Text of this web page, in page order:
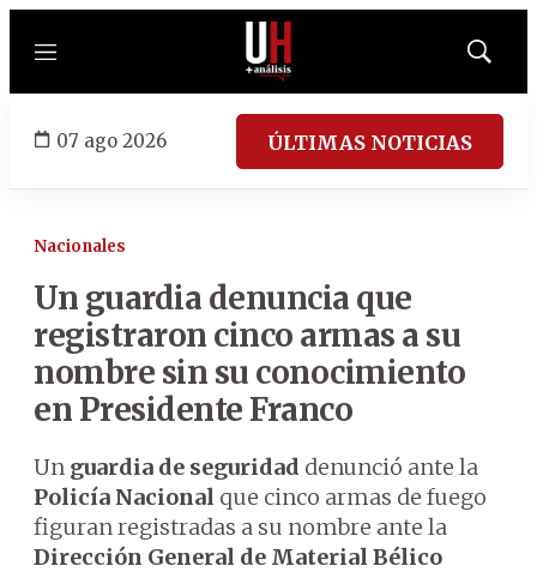
Menú
Mostrar
07 ago 2026 ÚLTIMAS NOTICIAS
Nacionales
Un guardia denuncia que
registraron cinco armas a su
nombre sin su conocimiento
en Presidente Franco
Un guardia de seguridad denunció ante la
Policía Nacional que cinco armas de fuego
figuran registradas a su nombre ante la
Dirección General de Material Bélico